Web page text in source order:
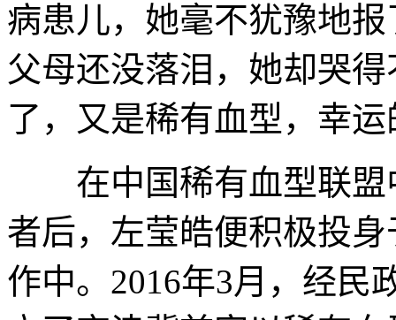
病患儿，她毫不犹豫地
父母还没落泪，她却哭
了，又是稀有血型，幸
在中国稀有血型联盟
者后，左莹皓便积极投
作中。2016年3月，经民